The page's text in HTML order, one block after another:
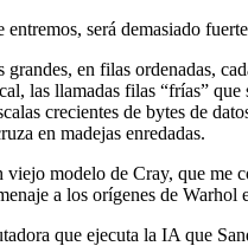
será demasiado
en filas ordenadas,
las llamadas filas “frías”
crecientes de bytes de
en madejas enredadas.
modelo de Cray, que
a los orígenes de Warhol
que ejecuta la IA que